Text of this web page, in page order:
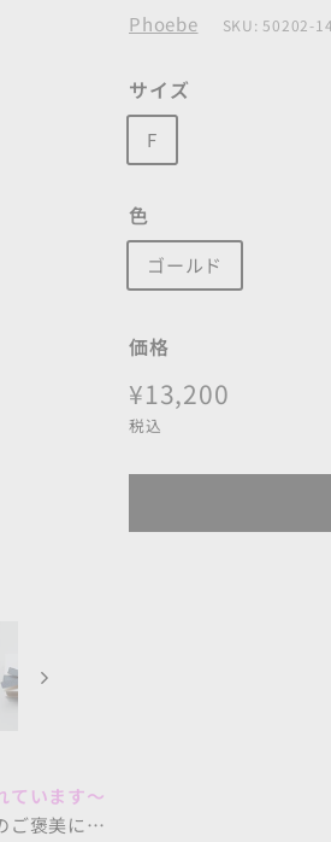
Phoebe SKU: 50202-
サイズ
F
色
ゴールド
価格
定
価
¥13,200
税込
ています～
ご褒美に…